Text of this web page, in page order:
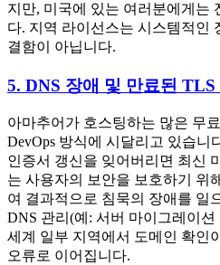
지만, 미국에 있는 여러분에게는
다. 지역 라이선스는 시스템적인
결함이 아닙니다.
5. DNS 장애 및 만료된 TLS
아마추어가 호스팅하는 많은 무
DevOps 방식에 시달리고 있습니
인증서 갱신을 잊어버리면 최신
는 사용자의 보안을 보호하기 위
여 결과적으로 침묵의 장애를 일
DNS 관리(예: 서버 마이그레이
세계 일부 지역에서 도메인 확인
오류로 이어집니다.